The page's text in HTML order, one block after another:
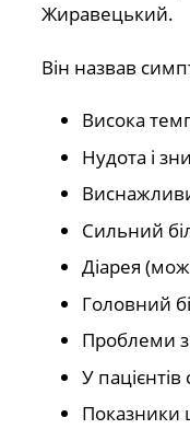
Жиравецький.
Він назвав
Висока
Нудота і
Сильний
Діарея
Головний
Проблеми з
У
Показники